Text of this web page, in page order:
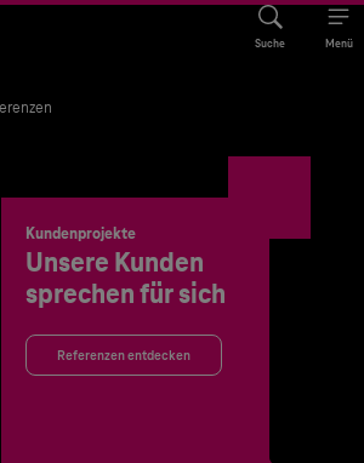
Suche Menü
Kundenprojekte
Unsere Kunden
sprechen für sich
Referenzen entdecken